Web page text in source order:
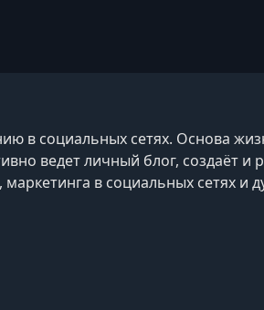
в социальных сетях. Основа
ведет личный блог, создаёт и
в социальных сетях и